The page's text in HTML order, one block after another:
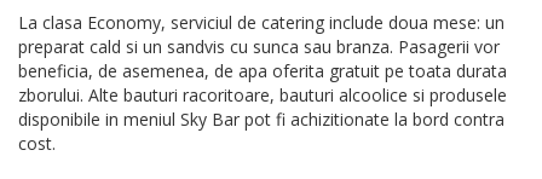
La clasa Economy, serviciul de catering include doua mese: un
preparat cald si un sandvis cu sunca sau branza. Pasagerii vor
beneficia, de asemenea, de apa oferita gratuit pe toata durata
zborului. Alte bauturi racoritoare, bauturi alcoolice si produsele
disponibile in meniul Sky Bar pot fi achizitionate la bord contra
cost.